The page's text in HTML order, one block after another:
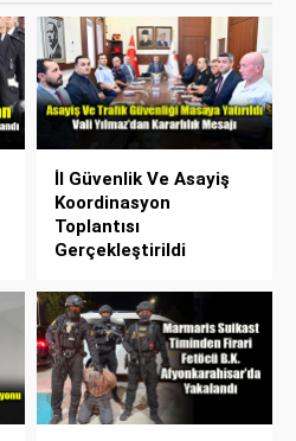
İl Güvenlik Ve Asayiş
Koordinasyon
Toplantısı
Gerçekleştirildi